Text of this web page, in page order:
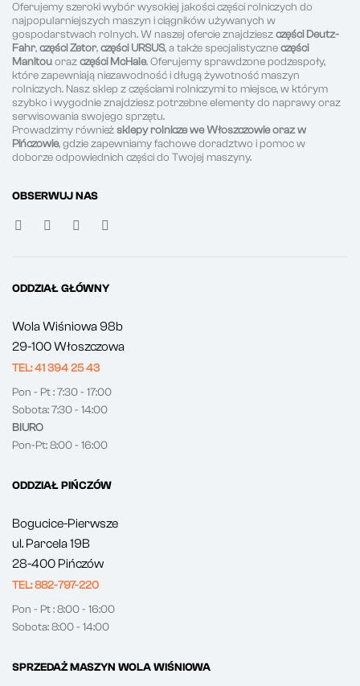
Oferujemy szeroki wybór wysokiej jakości części rolniczych do
najpopularniejszych maszyn i ciągników używanych w
gospodarstwach rolnych. W naszej ofercie znajdzieszczęści Deutz-
Fahr,części Zetor,części URSUS, a także specjalistyczneczęści
Manitouorazczęści McHale. Oferujemy sprawdzone podzespoły,
które zapewniają niezawodność i długą żywotność maszyn
rolniczych. Nasz sklep z częściami rolniczymi to miejsce, w którym
szybko i wygodnie znajdziesz potrzebne elementy do naprawy oraz
serwisowania swojego sprzętu.
Prowadzimy równieżsklepy rolnicze we Włoszczowie oraz w
Pińczowie, gdzie zapewniamy fachowe doradztwo i pomoc w
doborze odpowiednich części do Twojej maszyny.
OBSERWUJ NAS
ODDZIAŁ GŁÓWNY
Wola Wiśniowa 98b
29-100 Włoszczowa
TEL: 41 394 25 43
Pon - Pt : 7:30 - 17:00
Sobota: 7:30 - 14:00
BIURO
Pon-Pt: 8:00 - 16:00
ODDZIAŁ PIŃCZÓW
Bogucice-Pierwsze
ul. Parcela 19B
28-400 Pińczów
TEL: 882-797-220
Pon - Pt : 8:00 - 16:00
Sobota: 8:00 - 14:00
SPRZEDAŻ MASZYN WOLA WIŚNIOWA